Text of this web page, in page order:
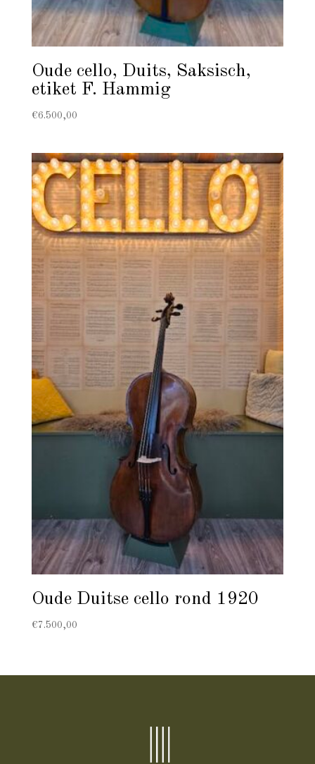
Oude cello, Duits, Saksisch,
etiket F. Hammig
€6.500,00
Oude Duitse cello rond 1920
€7.500,00